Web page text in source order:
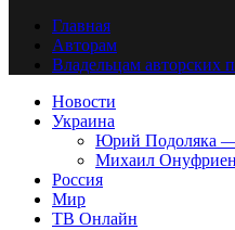
Главная
Авторам
Владельцам авторских
Новости
Украина
Юрий Подоляка
Михаил
Россия
Мир
ТВ Онлайн